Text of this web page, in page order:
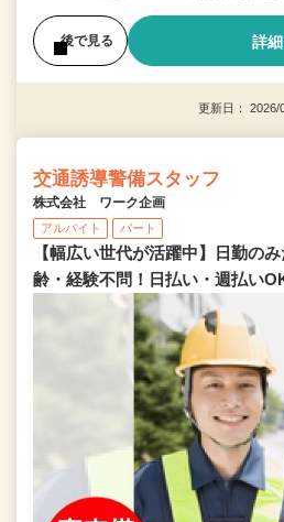
後で見る 詳
更新日：
交通誘導警備スタッフ
株式会社 ワーク企画
アルバイト パート
【幅広い世代が活躍中】日勤の
齢・経験不問！日払い・週払い